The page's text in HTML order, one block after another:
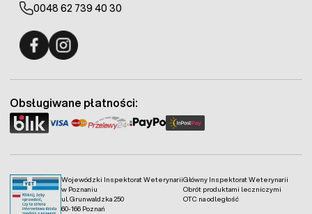
0048 62 739 40 30
Wojewódzki Inspektorat Weterynarii
w Poznaniu
ul. Grunwaldzka 250
60-166 Poznań
Główny Inspektorat Weterynarii
Obrót produktami leczniczymi
OTC na odległość
Obsługiwane płatności: